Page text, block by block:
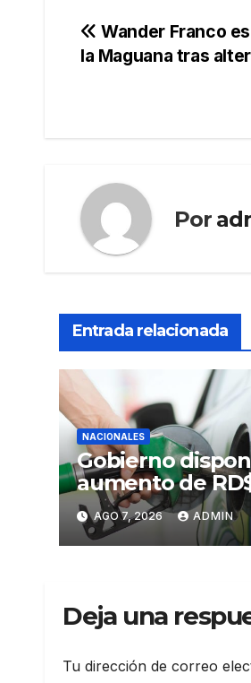
Navegación
Wander Franco
la Maguana tras
Por
Entrada relacionada
NACIONALES
Gobierno
aumento de
pesos a gasolinas
premium y
AGO 7, 2026 ADMIN
Deja una
Tu dirección de correo